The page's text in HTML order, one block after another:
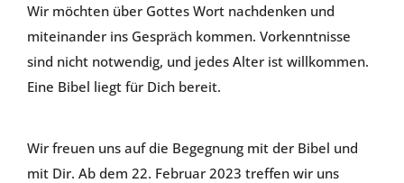
Wir möchten über Gottes Wort nachdenken und
miteinander ins Gespräch kommen. Vorkenntnisse
sind nicht notwendig, und jedes Alter ist willkommen.
Eine Bibel liegt für Dich bereit.
Wir freuen uns auf die Begegnung mit der Bibel und
mit Dir. Ab dem 22. Februar 2023 treffen wir uns